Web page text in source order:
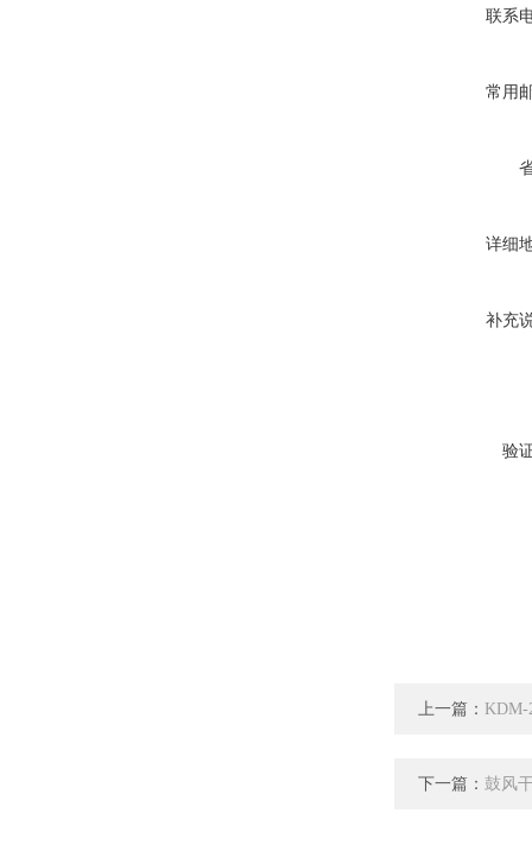
联系
常用
详细
补充
验
上一篇： KDM-
下一篇： 鼓风